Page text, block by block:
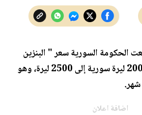
الحكومة السورية سعر " البنزين
الأوكتان 95 " من 2000 ليرة سورية إلى 2500 ليرة، وهو
شهر.
اضافة اعلان